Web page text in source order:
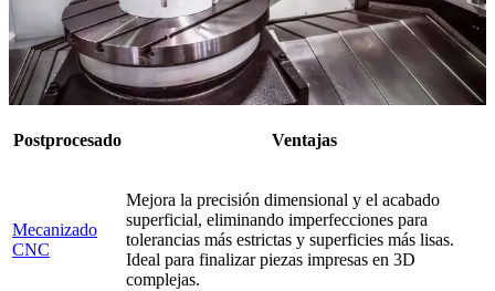
Postprocesado Ventajas
Mecanizado
CNC
Mejora la precisión dimensional y el acabado
superficial, eliminando imperfecciones para
tolerancias más estrictas y superficies más lisas.
Ideal para finalizar piezas impresas en 3D
complejas.